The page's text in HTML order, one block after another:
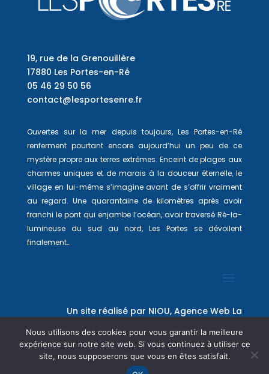
19, rue de la Grenouillère
17880 Les Portes-en-Ré
05 46 29 50 56
contact@lesportesenre.fr
Ouvertes sur la mer depuis toujours, Les Portes-en-Ré
renferment pourtant encore aujourd’hui un peu de ce
mystère propre aux terres extrêmes. Enceint de plages aux
charmes uniques et de marais à la douceur éternelle, le
village en lui-même s’imagine avant de s’offrir vraiment
au regard. Une quarantaine de kilomètres après avoir
franchi le pont qui enjambe l’océan, avoir traversé Ré-la-
lumineuse du sud au nord, Les Portes se dévoilent
finalement…
Un site réalisé par NIOU, Agence Web La
Nous utilisons des cookies pour vous garantir la meilleure
expérience sur notre site web. Si vous continuez à utiliser ce
site, nous supposerons que vous en êtes satisfait.